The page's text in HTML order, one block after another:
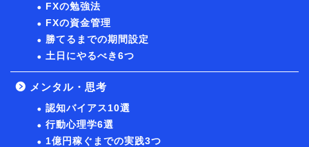
FXの勉強法
FXの資金管理
勝てるまでの期間設定
土日にやるべき6つ
メンタル・思考
認知バイアス10選
行動心理学6選
1億円稼ぐまでの実践3つ